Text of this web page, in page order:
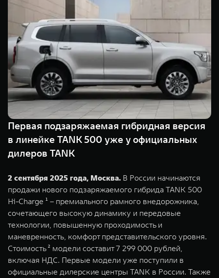
TANK 500
Веди за собой
от 6 499 000 ₽
TANK 700
Сила
от 10 199
WEY 07
Расширяя границы комфорта
от 6 149 000 ₽
Эстетика
от 5 699
ПОКУПКА АВТОМОБИЛЯ
TANK Финансы
Корпоративным клиентам
TANK ФИНАНСЫ
TANK Кредит
TANK Лизинг
TANK Страхование
Сервис
Специальные предложения
Моторные масла
ЦИФРОВЫЕ СЕРВИСЫ TANK
Цифровые сервисы TANK
Подписки
Первая подзаряжаемая гибридная версия
в линейке TANK 500 уже у официальных
дилеров TANK
2 сентября 2025 года, Москва. В России начинаются
продажи нового подзаряжаемого гибрида TANK 500
Hi-Charge ¹ – премиального рамного внедорожника,
сочетающего высокую динамику и передовые
технологии, повышенную проходимость и
маневренность, комфорт представительского уровня.
Стоимость ² модели составит 7 299 000 рублей,
включая НДС. Первые модели уже поступили в
официальные дилерские центры TANK в России. Также